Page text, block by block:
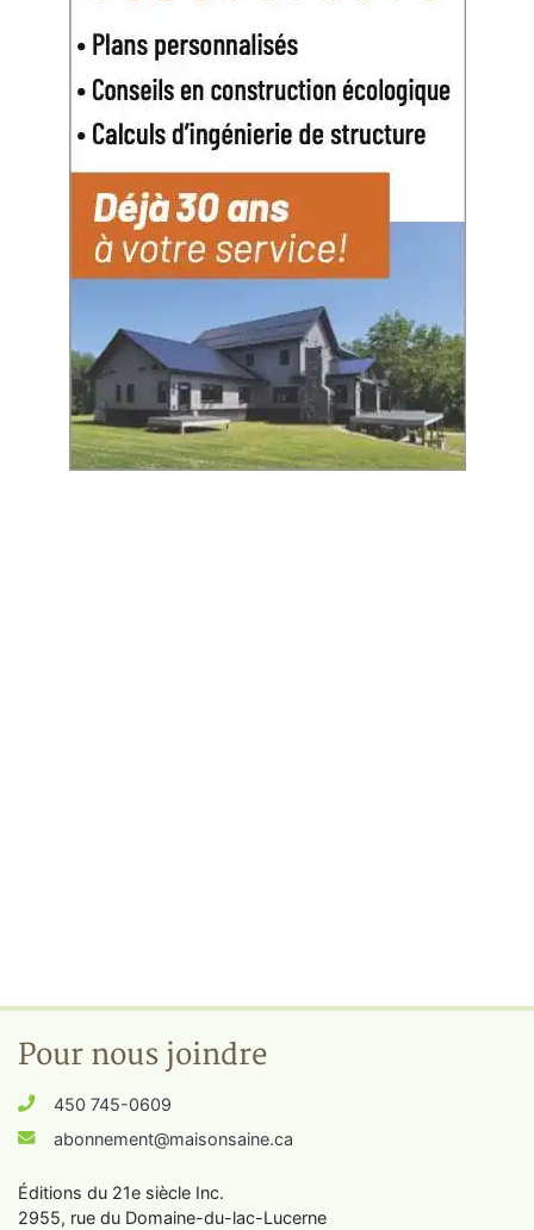
Pour nous joindre
450 745-0609
abonnement@maisonsaine.ca
Éditions du 21e siècle Inc.
2955, rue du Domaine-du-lac-Lucerne